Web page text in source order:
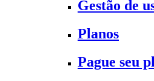
Gestão de
Planos
Pague seu